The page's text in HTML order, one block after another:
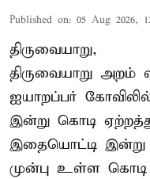
Published on: 05 Aug 2026,
திருவையாறு,
திருவையாறு
ஐயாறப்பர்
இன்று கொடி
இதையொட்டி
முன்பு உள்ள கொடி